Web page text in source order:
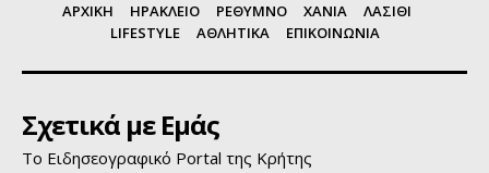
ΑΡΧΙΚΗ ΗΡΑΚΛΕΙΟ ΡΕΘΥΜΝΟ ΧΑΝΙΑ
ΛΑΣΙΘΙ
LIFESTYLE
ΑΘΛΗΤΙΚΑ ΕΠΙΚΟΙΝΩΝΙΑ
Σχετικά με Εμάς
Το Ειδησεογραφικό Portal της Κρήτης